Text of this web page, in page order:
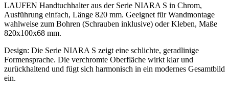
LAUFEN Handtuchhalter aus der Serie NIARA S in Chrom,
Ausführung einfach, Länge 820 mm. Geeignet für Wandmontage
wahlweise zum Bohren (Schrauben inklusive) oder Kleben, Maße
820x100x68 mm.
Design: Die Serie NIARA S zeigt eine schlichte, geradlinige
Formensprache. Die verchromte Oberfläche wirkt klar und
zurückhaltend und fügt sich harmonisch in ein modernes Gesamtbild
ein.